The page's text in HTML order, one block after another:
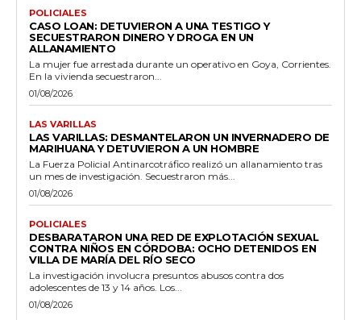
POLICIALES
CASO LOAN: DETUVIERON A UNA TESTIGO Y
SECUESTRARON DINERO Y DROGA EN UN
ALLANAMIENTO
La mujer fue arrestada durante un operativo en Goya, Corrientes.
En la vivienda secuestraron...
01/08/2026
LAS VARILLAS
LAS VARILLAS: DESMANTELARON UN INVERNADERO DE
MARIHUANA Y DETUVIERON A UN HOMBRE
La Fuerza Policial Antinarcotráfico realizó un allanamiento tras
un mes de investigación. Secuestraron más...
01/08/2026
POLICIALES
DESBARATARON UNA RED DE EXPLOTACIÓN SEXUAL
CONTRA NIÑOS EN CÓRDOBA: OCHO DETENIDOS EN
VILLA DE MARÍA DEL RÍO SECO
La investigación involucra presuntos abusos contra dos
adolescentes de 13 y 14 años. Los...
01/08/2026